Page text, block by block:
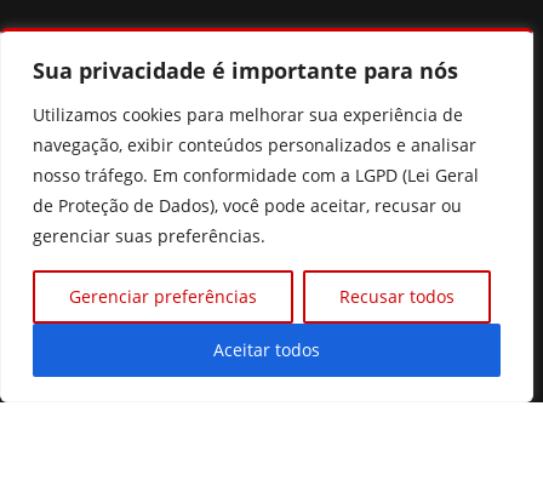
Sua privacidade é importante para nós
Utilizamos cookies para melhorar sua experiência de
navegação, exibir conteúdos personalizados e analisar
nosso tráfego. Em conformidade com a LGPD (Lei Geral
de Proteção de Dados), você pode aceitar, recusar ou
gerenciar suas preferências.
Gerenciar preferências Recusar todos
Aceitar todos
Pix Pensão: o que realmente muda? Entenda a nova lei
sem cair nas fake news
Ciclone bomba: entenda o fenômeno e áreas de risco no
Brasil
Flávio Bolsonaro anuncia deputado Alfredo Gaspar como
vice na chapa à Presidência
Justiça mantém penhora de salário de Romário por dívida